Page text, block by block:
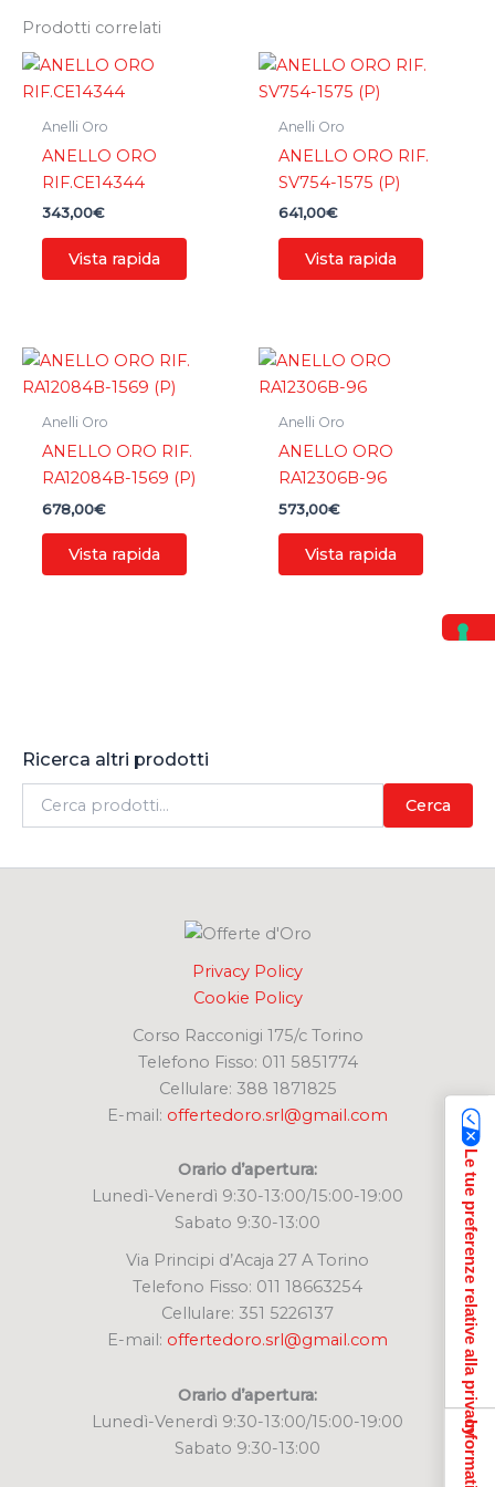
Ricerca altri prodotti
Cerca
Prodotti correlati
Anelli Oro
ANELLO ORO
RIF.CE14344
343,00€
Vista rapida
Anelli Oro
ANELLO ORO RIF.
SV754-1575 (P)
641,00€
Vista rapida
Anelli Oro
ANELLO ORO RIF.
RA12084B-1569 (P)
678,00€
Vista rapida
Anelli Oro
ANELLO ORO
RA12306B-96
573,00€
Vista rapida
Privacy Policy
Cookie Policy
Corso Racconigi 175/c Torino
Telefono Fisso: 011 5851774
Cellulare: 388 1871825
E-mail: offertedoro.srl@gmail.com
Orario d’apertura:
Lunedì-Venerdì 9:30-13:00/15:00-19:00
Sabato 9:30-13:00
Via Principi d’Acaja 27 A Torino
Telefono Fisso: 011 18663254
Cellulare: 351 5226137
E-mail: offertedoro.srl@gmail.com
Orario d’apertura:
Lunedì-Venerdì 9:30-13:00/15:00-19:00
Sabato 9:30-13:00
Le tue preferenze relative alla privacy